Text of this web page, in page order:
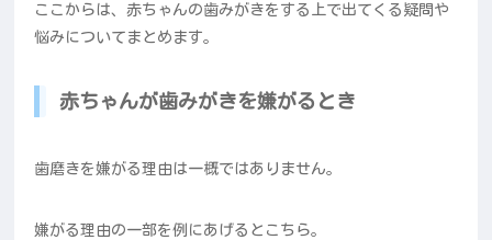
ここからは、赤ちゃんの歯みがきをする上で出てくる疑問や
悩みについてまとめます。
赤ちゃんが歯みがきを嫌がるとき
歯磨きを嫌がる理由は一概ではありません。
嫌がる理由の一部を例にあげるとこちら。